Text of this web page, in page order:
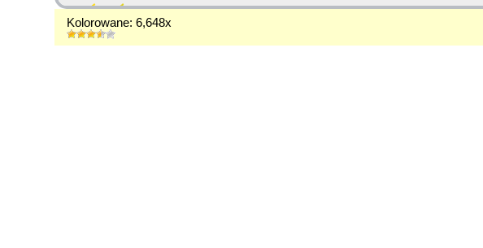
Kolorowane: 6,648x